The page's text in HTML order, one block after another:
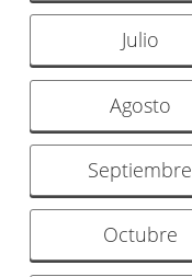
Julio
Agosto
Septiembre
Octubre